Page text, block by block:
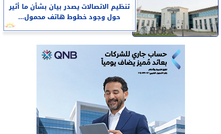
تنظيم الاتصالات يصدر بيان بشأن ما أثير
حول وجود خطوط هاتف محمول...